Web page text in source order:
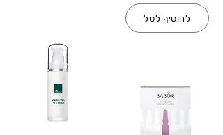
להוסיף לסל